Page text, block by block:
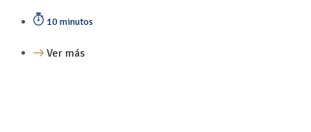
10 minutos
Ver más